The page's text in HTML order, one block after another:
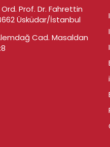
Prof. Dr. Fahrettin
Üsküdar/İstanbul
Cad. Masaldan